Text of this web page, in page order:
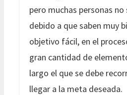
pero muchas personas no
debido a que saben muy
objetivo fácil, en el
gran cantidad de
largo el que se debe
llegar a la meta deseada.